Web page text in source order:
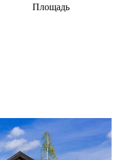
Площадь